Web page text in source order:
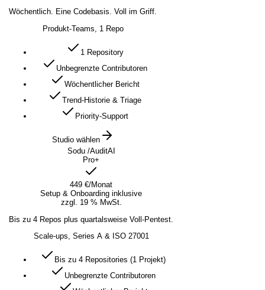
Wöchentlich. Eine Codebasis. Voll im Griff.
Produkt-Teams, 1 Repo
1 Repository
Unbegrenzte Contributoren
Wöchentlicher Bericht
Trend-Historie & Triage
Priority-Support
Studio wählen
Sodu /AuditAI
Pro+
449 €/Monat
Setup & Onboarding inklusive
zzgl. 19 % MwSt.
Bis zu 4 Repos plus quartalsweise Voll-Pentest.
Scale-ups, Series A & ISO 27001
Bis zu 4 Repositories (1 Projekt)
Unbegrenzte Contributoren